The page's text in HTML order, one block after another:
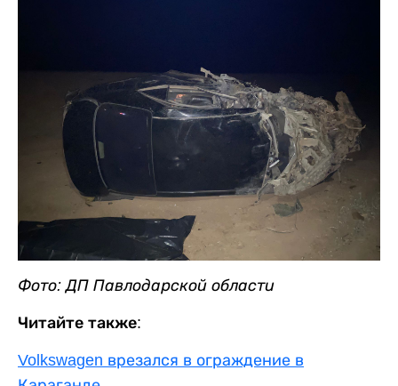
Фото: ДП Павлодарской области
Читайте также:
Volkswagen врезался в ограждение в